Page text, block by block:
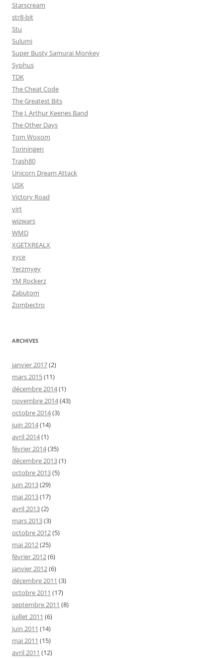
Starscream
str8-bit
Stu
Sulumi
Super Busty Samurai Monkey
Syphus
TDK
The Cheat Code
The Greatest Bits
The J. Arthur Keenes Band
The Other Days
Tom Woxom
Toriningen
Trash80
Unicorn Dream Attack
USK
Victory Road
virt
wizwars
WMD
XGETXREALX
xyce
Yerzmyey
YM Rockerz
Zabutom
Zombectro
ARCHIVES
janvier 2017(2)
mars 2015(11)
décembre 2014(1)
novembre 2014(43)
octobre 2014(3)
juin 2014(14)
avril 2014(1)
février 2014(35)
décembre 2013(1)
octobre 2013(5)
juin 2013(29)
mai 2013(17)
avril 2013(2)
mars 2013(3)
octobre 2012(5)
mai 2012(25)
février 2012(6)
janvier 2012(6)
décembre 2011 (3)
octobre 2011 (17)
septembre 2011 (8)
juillet 2011 (6)
juin 2011 (14)
mai 2011 (15)
avril 2011 (12)